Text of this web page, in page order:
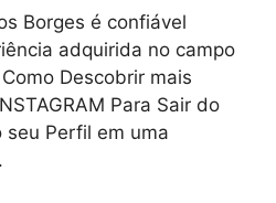
Borges é confiável
adquirida no campo
Descobrir mais
Para Sair do
seu Perfil em uma